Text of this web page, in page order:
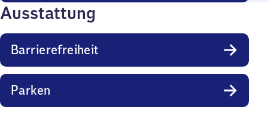
Ausstattung
Barrierefreiheit
Parken